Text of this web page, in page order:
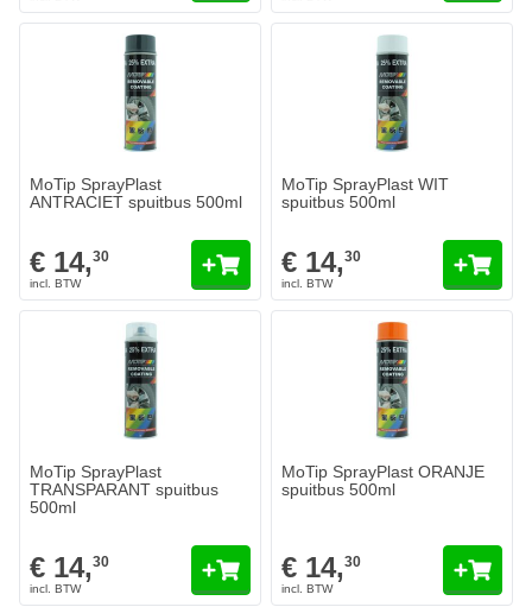
MoTip SprayPlast
ANTRACIET spuitbus 500ml
€ 14,30
MoTip SprayPlast WIT
spuitbus 500ml
€ 14,30
MoTip SprayPlast
TRANSPARANT spuitbus
500ml
€ 14,30
MoTip SprayPlast ORANJE
spuitbus 500ml
€ 14,30